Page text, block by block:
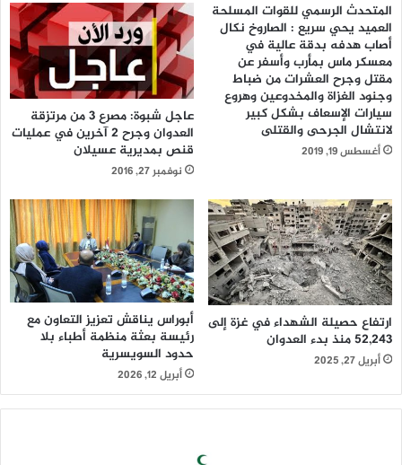
المتحدث الرسمي للقوات المسلحة
العميد يحي سريع : الصاروخ نكال
أصاب هدفه بدقة عالية في
معسكر ماس بمأرب وأسفر عن
مقتل وجرح العشرات من ضباط
وجنود الغزاة والمخدوعين وهروع
سيارات الإسعاف بشكل كبير
لانتشال الجرحى والقتلى
أغسطس 19, 2019
عاجل شبوة: مصرع 3 من مرتزقة
العدوان وجرح 2 آخرين في عمليات
قنص بمديرية عسيلان
نوفمبر 27, 2016
ارتفاع حصيلة الشهداء في غزة إلى
52,243 منذ بدء العدوان
أبريل 27, 2025
أبوراس يناقش تعزيز التعاون مع
رئيسة بعثة منظمة أطباء بلا
حدود السويسرية
أبريل 12, 2026